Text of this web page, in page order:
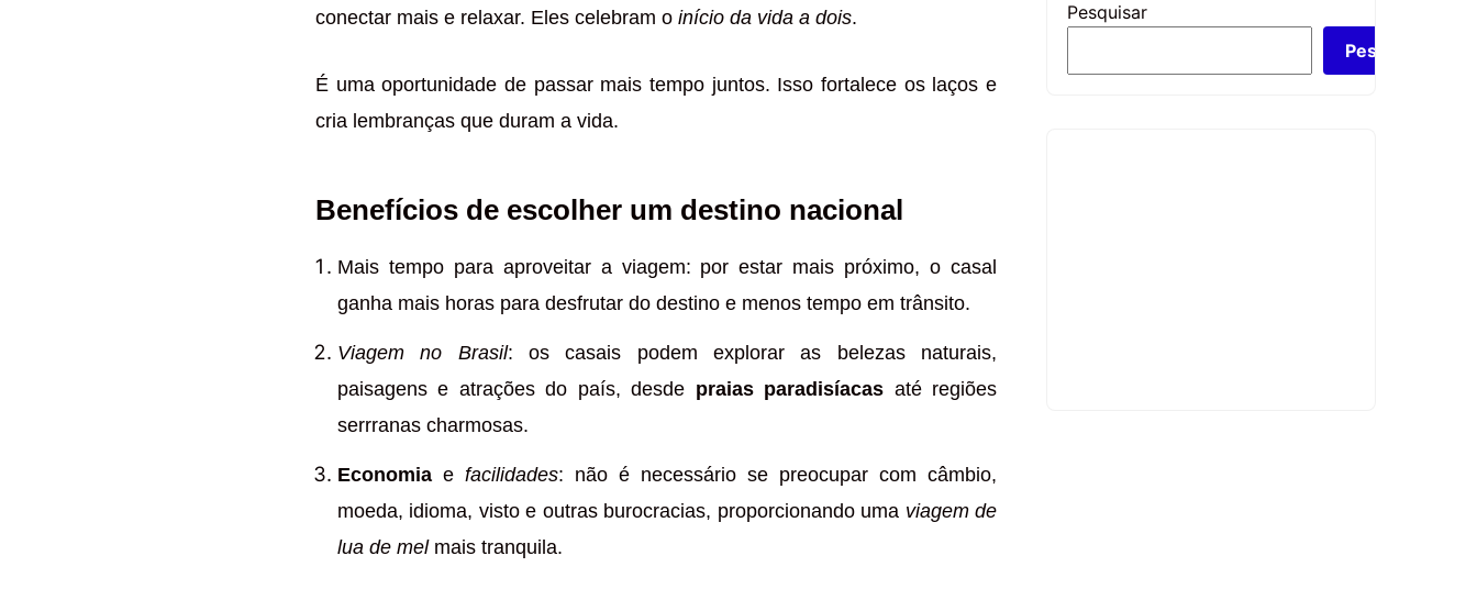
conectar mais e relaxar. Eles celebram o início da vida a dois.
É uma oportunidade de passar mais tempo juntos. Isso fortalece os laços e
cria lembranças que duram a vida.
Benefícios de escolher um destino nacional
Mais tempo para aproveitar a viagem: por estar mais próximo, o casal
ganha mais horas para desfrutar do destino e menos tempo em trânsito.
Viagem no Brasil: os casais podem explorar as belezas naturais,
paisagens e atrações do país, desde praias paradisíacas até regiões
serrranas charmosas.
Economia e facilidades: não é necessário se preocupar com câmbio,
moeda, idioma, visto e outras burocracias, proporcionando uma viagem de
lua de melmais tranquila.
Pesquisar
Pesquisar